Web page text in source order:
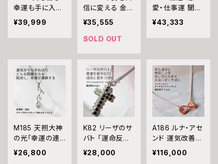
幸運も手に入れ
る 勝者の運命へ
格上げ 強力魔
術 モナムール・
ガリアライン エ
タニティ チェー
ンリング 恋愛成
就 金運上昇 開
運 悪魔術師ベリ
アル マチュラダ
ーサイズ 大開運
金運 財運 幸運
願望成就 黒魔
¥39,999
信に変える 金運
上昇 恋愛成就
強力魔術 恋もお
金も手に入れる
ール・セレニティ
プルメリア 淡水
パール イヤリン
グ 悪魔術師ベリ
アル 略奪 気持
ちを揺さぶる モ
運 開運 お金に
好かれる 悪魔
術師 ベリアル
¥35,555
SOLD OUT
愛・仕事運 闇を
反射し魔力を倍
増させる レリウ
ーリアの力 イン
ビジュー ブレス
レット バングル
悪魔術師 べリア
ル マチュラダイ
ヤモンド 成就 お
守り 叶う 好転
フリーサイズ サ
バト 魔術 強力
貧困脱出
¥43,333
M185 天照大神
の光「幸運の連
鎖」運が味方し
誰もがあなたを
¥26,800
K82 リーザのサ
バト 「運命反転
のクロス」悪運
を断ち切り成功
¥28,000
A186 ルナ・アセ
ンド 運気改善
永遠の幸運を結
ぶ フルムーン魔
¥116,000